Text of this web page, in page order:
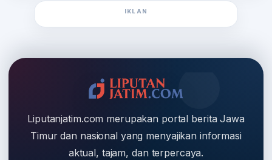
IKLAN
Liputanjatim.com merupakan portal berita Jawa
Timur dan nasional yang menyajikan informasi
aktual, tajam, dan terpercaya.